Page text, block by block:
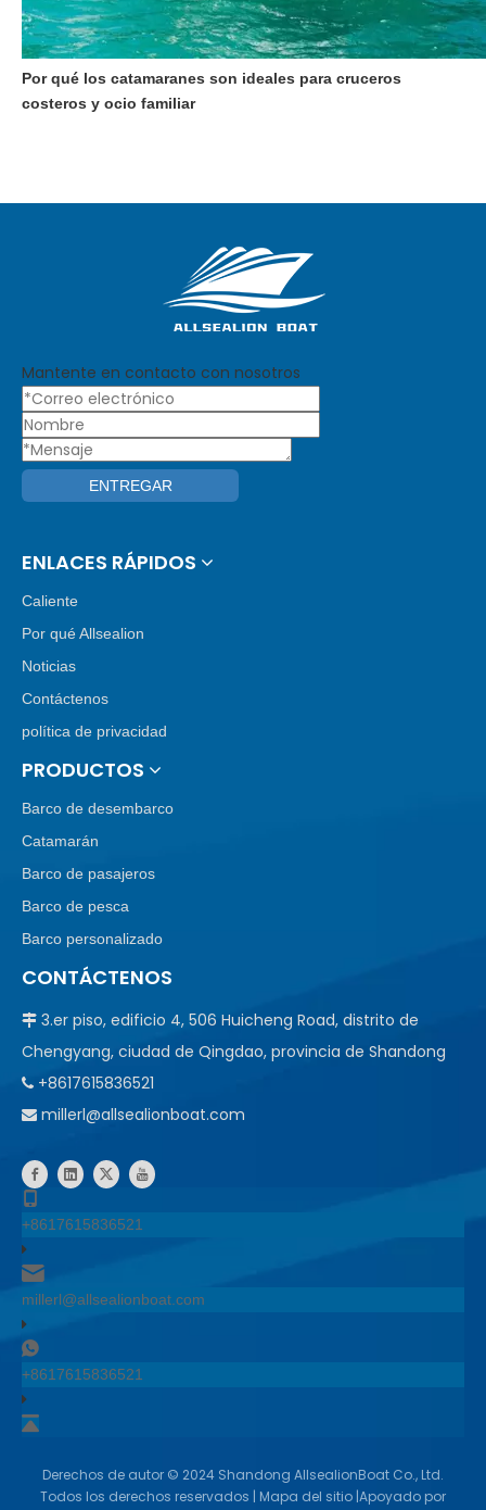
Por qué los catamaranes son ideales para cruceros
costeros y ocio familiar
Mantente en contacto con nosotros
ENTREGAR
ENLACES RÁPIDOS
Caliente
Por qué Allsealion
Noticias
Contáctenos
política de privacidad
PRODUCTOS
Barco de desembarco
Catamarán
Barco de pasajeros
Barco de pesca
Barco personalizado
CONTÁCTENOS
 3.er piso, edificio 4, 506 Huicheng Road, distrito de
Chengyang, ciudad de Qingdao, provincia de Shandong
 +8617615836521
 millerl@allsealionboat.com
+8617615836521
millerl@allsealionboat.com
+8617615836521
​Derechos de autor © 2024 Shandong AllsealionBoat Co., Ltd.
Todos los derechos reservados | Mapa del sitio |Apoyado por